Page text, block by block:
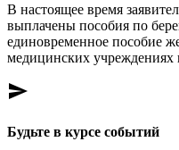
В настоящее время
выплачены пособия по
единовременное пособие
медицинских учреждениях
send
Будьте в курсе событий